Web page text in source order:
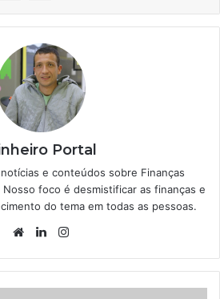
Portal
e conteúdos sobre Finanças
Nosso foco é desmistificar as finanças e
do tema em todas as pessoas.
WebsiteLinkedin